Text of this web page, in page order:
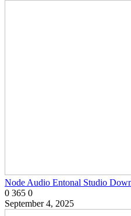
Node Audio Entonal Studio
0 365 0
September 4, 2025